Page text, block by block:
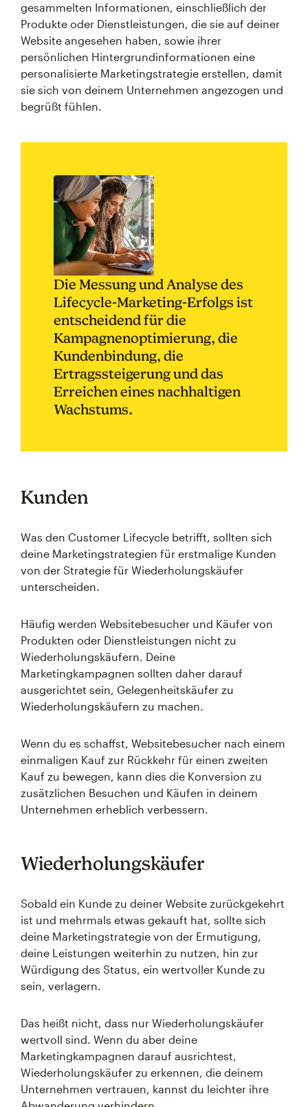
gesammelten Informationen, einschließlich der
Produkte oder Dienstleistungen, die sie auf deiner
Website angesehen haben, sowie ihrer
persönlichen Hintergrundinformationen eine
personalisierte Marketingstrategie erstellen, damit
sie sich von deinem Unternehmen angezogen und
begrüßt fühlen.
Die Messung und Analyse des
Lifecycle-Marketing-Erfolgs ist
entscheidend für die
Kampagnenoptimierung, die
Kundenbindung, die
Ertragssteigerung und das
Erreichen eines nachhaltigen
Wachstums.
Kunden
Was den Customer Lifecycle betrifft, sollten sich
deine Marketingstrategien für erstmalige Kunden
von der Strategie für Wiederholungskäufer
unterscheiden.
Häufig werden Websitebesucher und Käufer von
Produkten oder Dienstleistungen nicht zu
Wiederholungskäufern. Deine
Marketingkampagnen sollten daher darauf
ausgerichtet sein, Gelegenheitskäufer zu
Wiederholungskäufern zu machen.
Wenn du es schaffst, Websitebesucher nach einem
einmaligen Kauf zur Rückkehr für einen zweiten
Kauf zu bewegen, kann dies die Konversion zu
zusätzlichen Besuchen und Käufen in deinem
Unternehmen erheblich verbessern.
Wiederholungskäufer
Sobald ein Kunde zu deiner Website zurückgekehrt
ist und mehrmals etwas gekauft hat, sollte sich
deine Marketingstrategie von der Ermutigung,
deine Leistungen weiterhin zu nutzen, hin zur
Würdigung des Status, ein wertvoller Kunde zu
sein, verlagern.
Das heißt nicht, dass nur Wiederholungskäufer
wertvoll sind. Wenn du aber deine
Marketingkampagnen darauf ausrichtest,
Wiederholungskäufer zu erkennen, die deinem
Unternehmen vertrauen, kannst du leichter ihre